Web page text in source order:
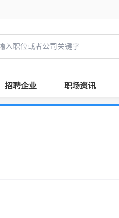
招聘企业 职场资讯